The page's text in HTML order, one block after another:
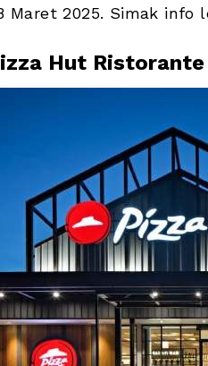
2025. Simak info
Hut